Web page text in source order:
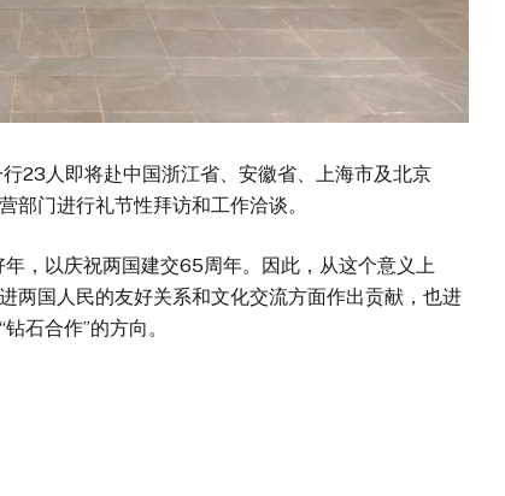
23人即将赴中国浙江省、安徽省、上海市及北京
部门进行礼节性拜访和工作洽谈。
，以庆祝两国建交65周年。因此，从这个意义上
两国人民的友好关系和文化交流方面作出贡献，也进
石合作”的方向。